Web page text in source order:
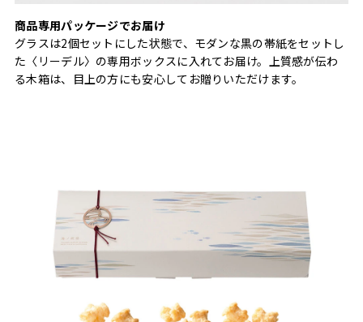
商品専用パッケージでお届け
グラスは2個セットにした状態で、モダンな黒の帯紙をセットし
た〈リーデル〉の専用ボックスに入れてお届け。上質感が伝わ
る木箱は、目上の方にも安心してお贈りいただけます。